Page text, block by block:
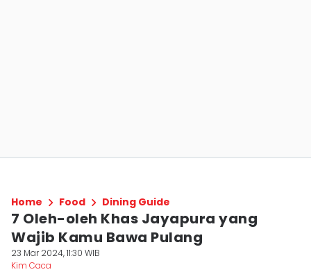
Home Food Dining Guide
7 Oleh-oleh Khas Jayapura yang
Wajib Kamu Bawa Pulang
23 Mar 2024, 11:30 WIB
Kim Caca